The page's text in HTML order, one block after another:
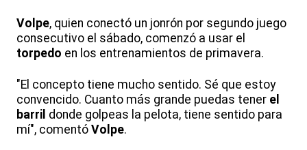
Volpe, quien conectó un jonrón por segundo juego
consecutivo el sábado, comenzó a usar el
torpedo en los entrenamientos de primavera.
"El concepto tiene mucho sentido. Sé que estoy
convencido. Cuanto más grande puedas tener el
barril donde golpeas la pelota, tiene sentido para
mí", comentó Volpe.